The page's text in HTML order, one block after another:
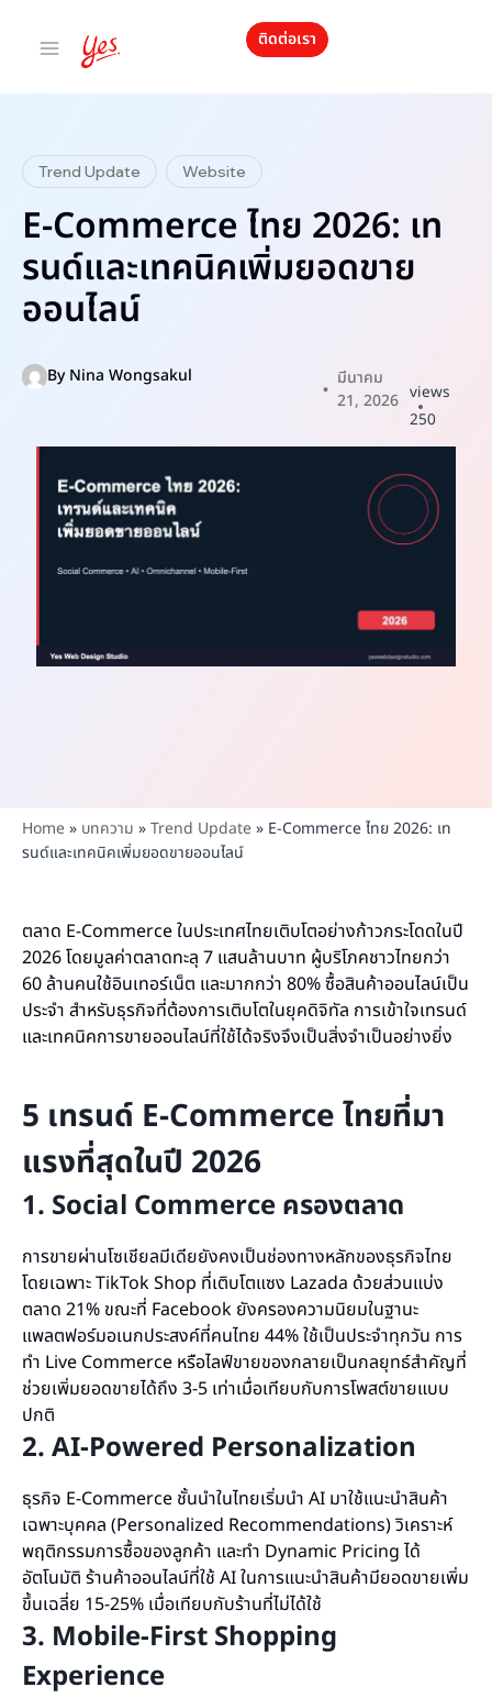
ติดต่อเรา
Trend Update Website
E-Commerce ไทย 2026: เท
รนด์และเทคนิคเพิ่มยอดขาย
ออนไลน์
ByNina Wongsakul
มีนาคม
21, 2026 views
250
Home» บทความ »Trend Update» E-Commerce ไทย 2026: เท
รนด์และเทคนิคเพิ่มยอดขายออนไลน์
ตลาด E-Commerce ในประเทศไทยเติบโตอย่างก้าวกระโดดในปี
2026 โดยมูลค่าตลาดทะลุ 7 แสนล้านบาท ผู้บริโภคชาวไทยกว่า
60 ล้านคนใช้อินเทอร์เน็ต และมากกว่า 80% ซื้อสินค้าออนไลน์เป็น
ประจำ สำหรับธุรกิจที่ต้องการเติบโตในยุคดิจิทัล การเข้าใจเทรนด์
และเทคนิคการขายออนไลน์ที่ใช้ได้จริงจึงเป็นสิ่งจำเป็นอย่างยิ่ง
5 เทรนด์ E-Commerce ไทยที่มา
แรงที่สุดในปี 2026
1. Social Commerce ครองตลาด
การขายผ่านโซเชียลมีเดียยังคงเป็นช่องทางหลักของธุรกิจไทย
โดยเฉพาะ TikTok Shop ที่เติบโตแซง Lazada ด้วยส่วนแบ่ง
ตลาด 21% ขณะที่ Facebook ยังครองความนิยมในฐานะ
แพลตฟอร์มอเนกประสงค์ที่คนไทย 44% ใช้เป็นประจำทุกวัน การ
ทำ Live Commerce หรือไลฟ์ขายของกลายเป็นกลยุทธ์สำคัญที่
ช่วยเพิ่มยอดขายได้ถึง 3-5 เท่าเมื่อเทียบกับการโพสต์ขายแบบ
ปกติ
2. AI-Powered Personalization
ธุรกิจ E-Commerce ชั้นนำในไทยเริ่มนำ AI มาใช้แนะนำสินค้า
เฉพาะบุคคล (Personalized Recommendations) วิเคราะห์
พฤติกรรมการซื้อของลูกค้า และทำ Dynamic Pricing ได้
อัตโนมัติ ร้านค้าออนไลน์ที่ใช้ AI ในการแนะนำสินค้ามียอดขายเพิ่ม
ขึ้นเฉลี่ย 15-25% เมื่อเทียบกับร้านที่ไม่ได้ใช้
3. Mobile-First Shopping
Experience